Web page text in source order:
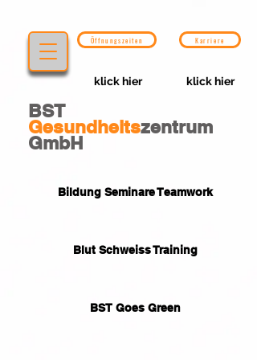
BST
Gesundheitszentrum
GmbH
Karriere
klick hier
Öffnungszeiten
klick hier
Bildung Seminare Teamwork
Blut Schweiss Training
BST Goes Green